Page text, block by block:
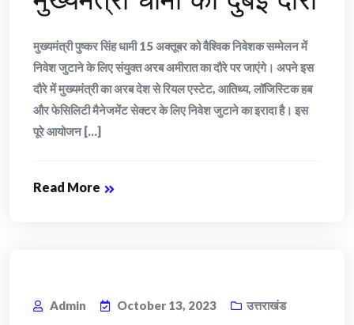
मुख्यमंत्री पुष्कर सिंह धामी 15 अक्तूबर को वैश्विक निवेशक सम्मेलन में
निवेश जुटाने के लिए संयुक्त अरब अमीरात का दौरे पर जाएंगे। अपने इस
दौरे में मुख्यमंत्री का अरब देश से रियल एस्टेट, आतिथ्य, लॉजिस्टिक हब
और फेसिलिटी मैनेजमेंट सेक्टर के लिए निवेश जुटाने का इरादा है। इस
पूरे आयोजन [...]
Read More
Admin October 13, 2023 उत्तराखंड